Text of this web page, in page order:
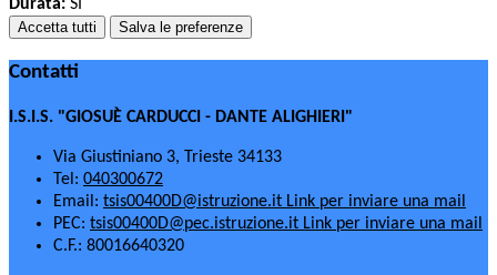
Durata: SI
Accetta tutti Salva le preferenze
Contatti
I.S.I.S. "GIOSUÈ CARDUCCI - DANTE ALIGHIERI"
Via Giustiniano 3, Trieste 34133
Tel: 040300672
Email: tsis00400D@istruzione.it Link per inviare una mail
PEC: tsis00400D@pec.istruzione.it Link per inviare una mail
C.F.: 80016640320